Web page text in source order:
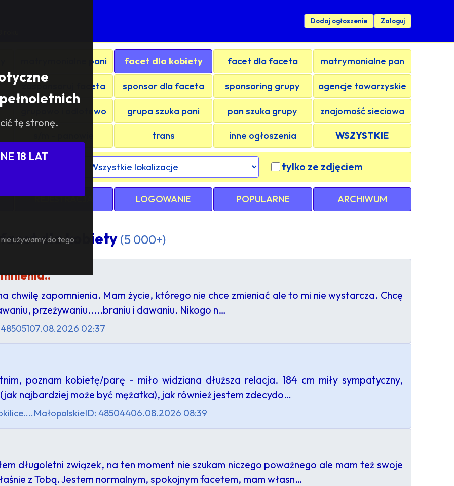
tę stronę.
18 LAT
używamy do tego
Dodaj ogłoszenie Zaloguj
matrymonialne pani facet dla kobiety facet dla faceta matrymonialne pan
zasponsoruj faceta sponsor dla faceta sponsoring grupy agencje towarzyskie
grupowo i odlotowo grupa szuka pani pan szuka grupy znajomość sieciowa
trans inne ogłoszenia WSZYSTKIE
/ kraju: tylko ze zdjęciem
REJESTRACJA LOGOWANIE POPULARNE ARCHIWUM
dla kobiety (5 000+)
chwilę zapomnienia. Mam życie, którego nie chce zmieniać ale to mi nie wystarcza. Chcę
przeżywaniu.....braniu i dawaniu. Nikogo n…
07.08.2026 02:37
poznam kobietę/parę - miło widziana dłuższa relacja. 184 cm miły sympatyczny,
najbardziej może być mężatka), jak również jestem zdecydo…
MałopolskieID: 48504406.08.2026 08:39
długoletni związek, na ten moment nie szukam niczego poważnego ale mam też swoje
z Tobą. Jestem normalnym, spokojnym facetem, mam własn…